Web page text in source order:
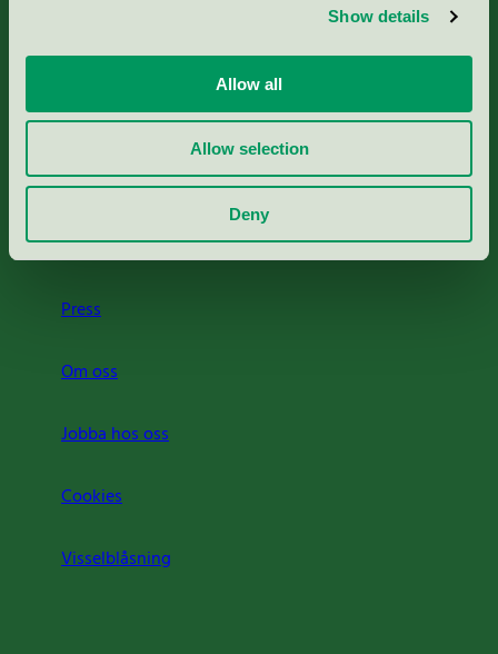
Show details
Allow all
Allow selection
Deny
Nordic Ecolabelling Portal
Portal för massa, papper & tryckerier
Svanens husproduktportal-HPP
Rapporter & undersökningar
Press
Om oss
Jobba hos oss
Cookies
Visselblåsning